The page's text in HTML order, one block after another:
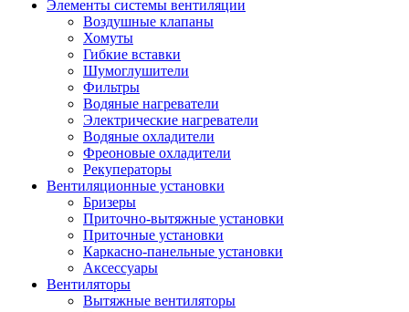
Элементы системы вентиляции
Воздушные клапаны
Хомуты
Гибкие вставки
Шумоглушители
Фильтры
Водяные нагреватели
Электрические нагреватели
Водяные охладители
Фреоновые охладители
Рекуператоры
Вентиляционные установки
Бризеры
Приточно-вытяжные установки
Приточные установки
Каркасно-панельные установки
Аксессуары
Вентиляторы
Вытяжные вентиляторы